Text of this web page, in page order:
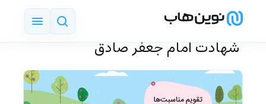
‌ شهادت امام جعفر صادق